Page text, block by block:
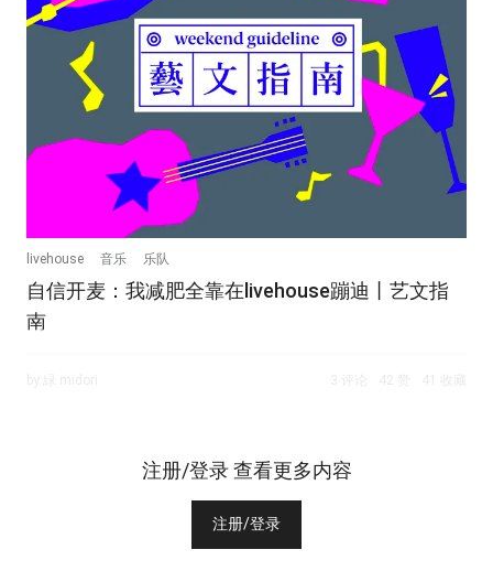
livehouse 音乐 乐队
自信开麦：我减肥全靠在livehouse蹦迪丨艺文指
南
注册/登录 查看更多内容
注册/登录